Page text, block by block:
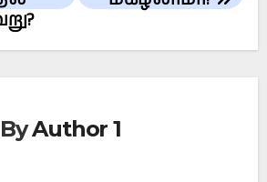
ByAuthor 1